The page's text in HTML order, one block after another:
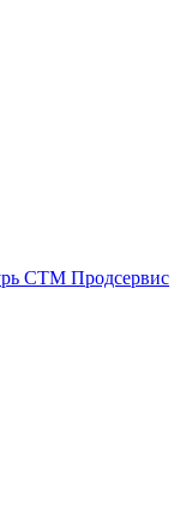
СТМ Продсервис